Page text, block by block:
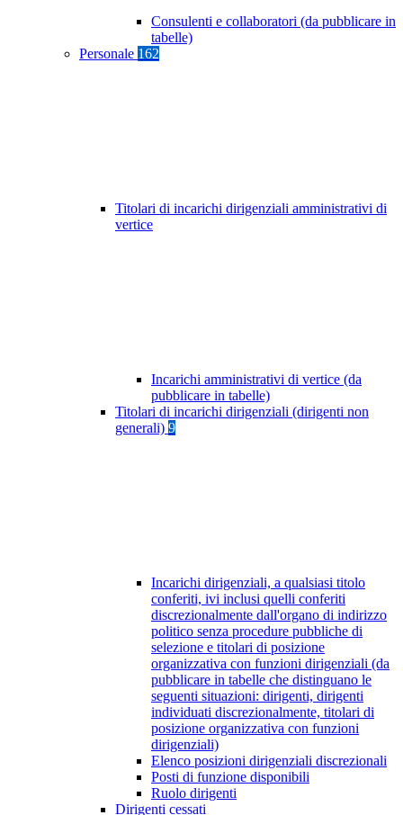
Consulenti e collaboratori (da pubblicare in
tabelle)
Personale 162
Titolari di incarichi dirigenziali amministrativi di
vertice
Incarichi amministrativi di vertice (da
pubblicare in tabelle)
Titolari di incarichi dirigenziali (dirigenti non
generali) 9
Incarichi dirigenziali, a qualsiasi titolo
conferiti, ivi inclusi quelli conferiti
discrezionalmente dall'organo di indirizzo
politico senza procedure pubbliche di
selezione e titolari di posizione
organizzativa con funzioni dirigenziali (da
pubblicare in tabelle che distinguano le
seguenti situazioni: dirigenti, dirigenti
individuati discrezionalmente, titolari di
posizione organizzativa con funzioni
dirigenziali)
Elenco posizioni dirigenziali discrezionali
Posti di funzione disponibili
Ruolo dirigenti
Dirigenti cessati